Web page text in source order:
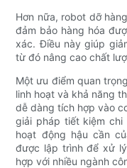
Hơn nữa, robot dỡ
đảm bảo hàng hóa
xác. Điều này giúp
từ đó nâng cao chất
Một ưu điểm quan
linh hoạt và khả năng
dễ dàng tích hợp vào
giải pháp tiết kiệm
hoạt động hậu cần
được lập trình để xử
hợp với nhiều ngành